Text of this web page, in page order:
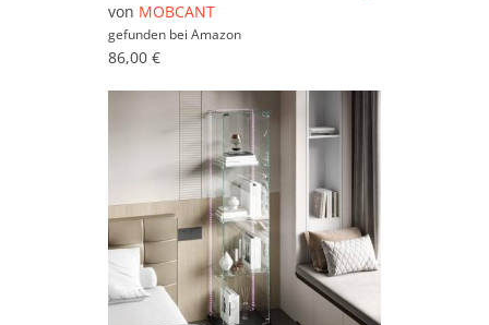
Zugluftstopper (27.172)
von MOBCANT
gefunden bei Amazon
86,00 €